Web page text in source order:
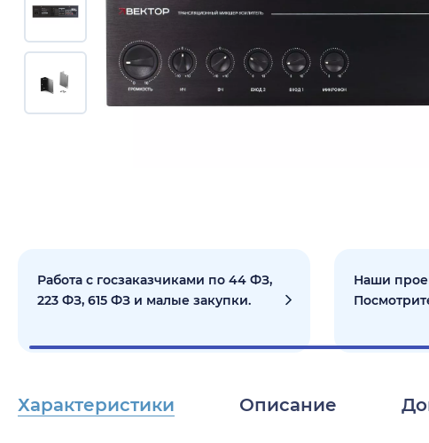
Работа с госзаказчиками по 44 ФЗ,
223 ФЗ, 615 ФЗ и малые закупки.
Наши
Характеристики Описание